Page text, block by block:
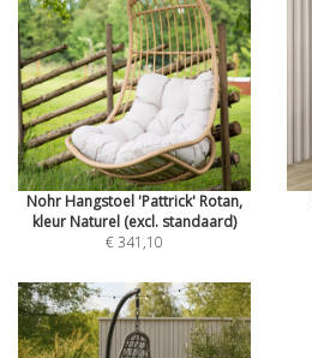
Nohr Hangstoel 'Pattrick' Rotan,
kleur Naturel (excl. standaard)
€ 341,10